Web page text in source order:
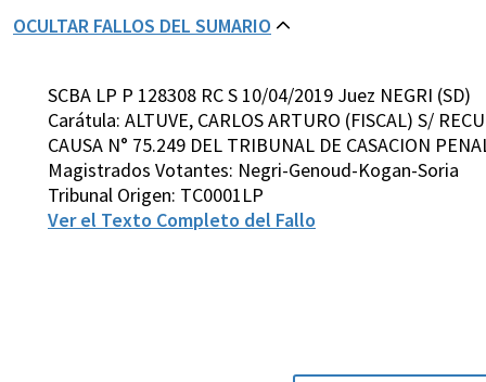
OCULTAR FALLOS DEL SUMARIO
SCBA LP P 128308 RC S 10/04/2019 Juez NEGRI (SD)
Carátula: ALTUVE, CARLOS ARTURO (FISCAL) S/
CAUSA N° 75.249 DEL TRIBUNAL DE CASACION
Magistrados Votantes: Negri-Genoud-Kogan-Soria
Tribunal Origen: TC0001LP
Ver el Texto Completo del Fallo